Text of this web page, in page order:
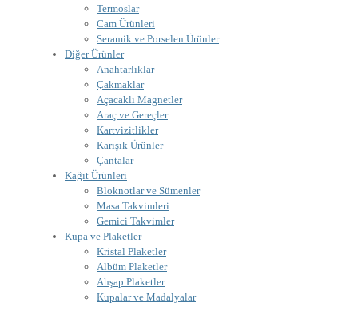
Termoslar
Cam Ürünleri
Seramik ve Porselen Ürünler
Diğer Ürünler
Anahtarlıklar
Çakmaklar
Açacaklı Magnetler
Araç ve Gereçler
Kartvizitlikler
Karışık Ürünler
Çantalar
Kağıt Ürünleri
Bloknotlar ve Sümenler
Masa Takvimleri
Gemici Takvimler
Kupa ve Plaketler
Kristal Plaketler
Albüm Plaketler
Ahşap Plaketler
Kupalar ve Madalyalar